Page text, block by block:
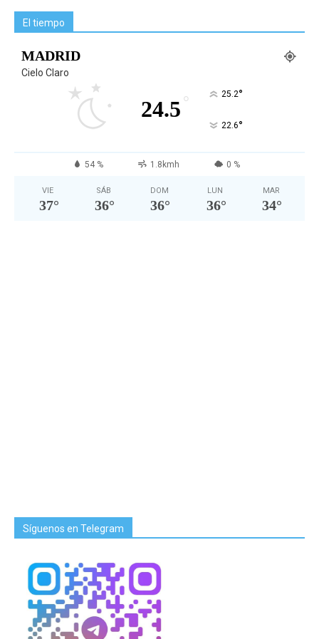
El tiempo
MADRID
Cielo Claro
24.5 ° 25.2°
22.6°
54 % 1.8kmh 0 %
VIE
37°
SÁB
36°
DOM
36°
LUN
36°
MAR
34°
Síguenos en Telegram